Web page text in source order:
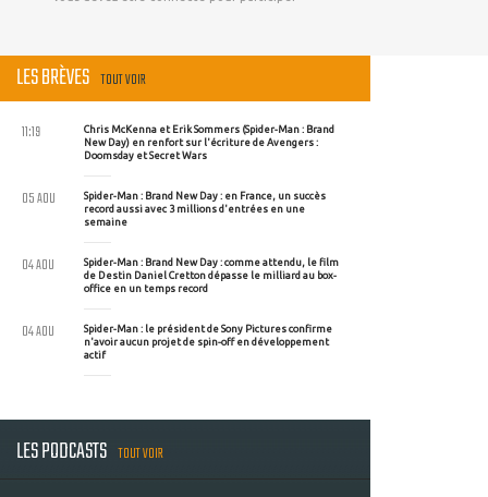
LES BRÈVES TOUT VOIR
Chris McKenna et Erik Sommers (Spider-Man : Brand
New Day) en renfort sur l'écriture de Avengers :
Doomsday et Secret Wars
11:19
Spider-Man : Brand New Day : en France, un succès
record aussi avec 3 millions d'entrées en une
semaine
05 AOU
Spider-Man : Brand New Day : comme attendu, le film
de Destin Daniel Cretton dépasse le milliard au box-
office en un temps record
04 AOU
Spider-Man : le président de Sony Pictures confirme
n'avoir aucun projet de spin-off en développement
actif
04 AOU
LES PODCASTS TOUT VOIR